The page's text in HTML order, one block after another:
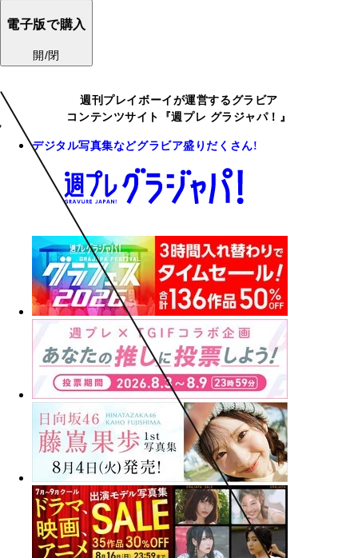
電子版で購入
開/閉
週刊プレイボーイが運営するグラビア
コンテンツサイト『週プレ グラジャパ！』
デジタル写真集などグラビア盛りだくさん!